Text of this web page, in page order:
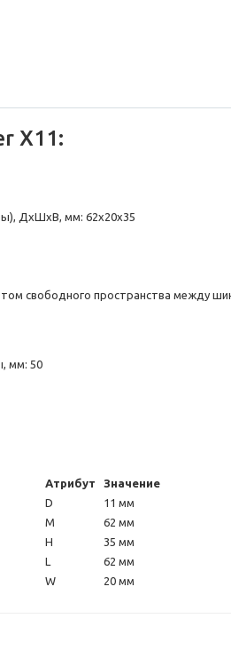
X11:
ДхШхВ, мм: 62х20х35
свободного пространства между
мм: 50
Атрибут
Значение
D
11 мм
M
62 мм
H
35 мм
L
62 мм
W
20 мм